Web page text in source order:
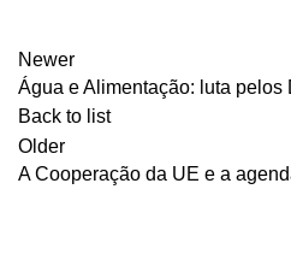
Newer
Água e Alimentação: luta
Back to list
Older
A Cooperação da UE e a